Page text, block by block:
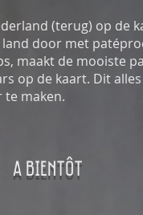
(terug) op de
door met
maakt de mooiste
op de kaart. Dit
maken.
a Bientôt